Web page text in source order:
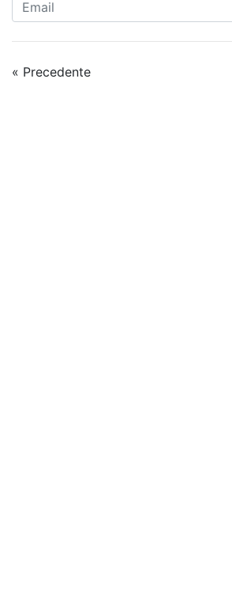
« Precedente